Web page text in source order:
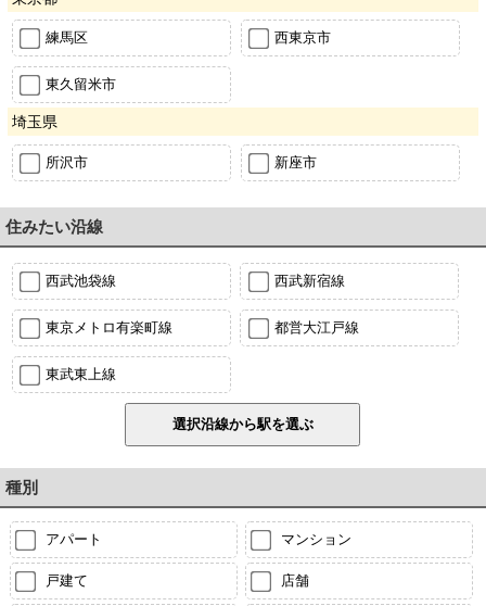
練馬区 西東京市
東久留米市
埼玉県
所沢市 新座市
住みたい沿線
西武池袋線 西武新宿線
東京メトロ有楽町線 都営大江戸線
東武東上線
種別
アパート マンション
戸建て 店舗